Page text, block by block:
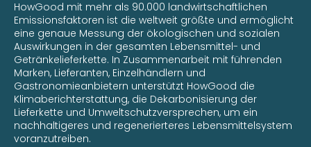
HowGood mit mehr als 90.000 landwirtschaftlichen
Emissionsfaktoren ist die weltweit größte und ermöglicht
eine genaue Messung der ökologischen und sozialen
Auswirkungen in der gesamten Lebensmittel- und
Getränkelieferkette. In Zusammenarbeit mit führenden
Marken, Lieferanten, Einzelhändlern und
Gastronomieanbietern unterstützt HowGood die
Klimaberichterstattung, die Dekarbonisierung der
Lieferkette und Umweltschutzversprechen, um ein
nachhaltigeres und regenerierteres Lebensmittelsystem
voranzutreiben.